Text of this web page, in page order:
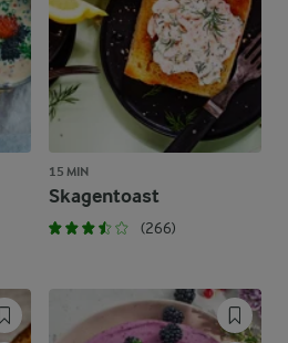
15 MIN
Skagentoast
(266)